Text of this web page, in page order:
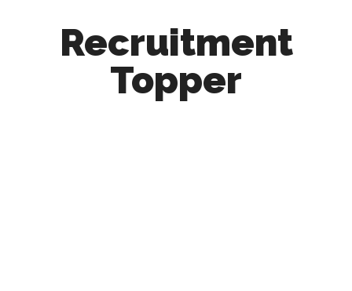
Recruitment
Topper